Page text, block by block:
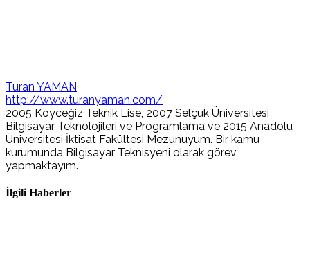
Turan YAMAN
http://www.turanyaman.com/
2005 Köyceğiz Teknik Lise, 2007 Selçuk Üniversitesi
Bilgisayar Teknolojileri ve Programlama ve 2015 Anadolu
Üniversitesi İktisat Fakültesi Mezunuyum. Bir kamu
kurumunda Bilgisayar Teknisyeni olarak görev
yapmaktayım.
İlgili Haberler